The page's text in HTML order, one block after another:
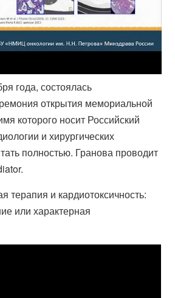
года, состоялась
открытия мемориальной
которого носит Российский
и хирургических
полностью. Гранова проводит
терапия и кардиотоксичность:
или характерная